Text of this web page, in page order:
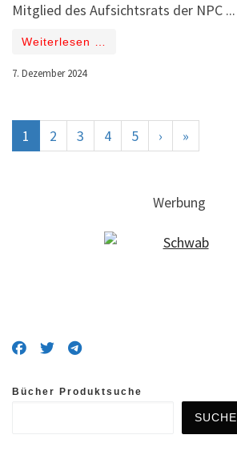
Mitglied des Aufsichtsrats der NPC ...
Weiterlesen …
7. Dezember 2024
1 2 3 4 5 › »
Werbung
Bücher Produktsuche
SUCHE